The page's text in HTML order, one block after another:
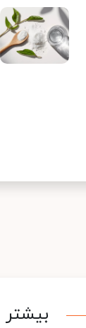
بیشتر